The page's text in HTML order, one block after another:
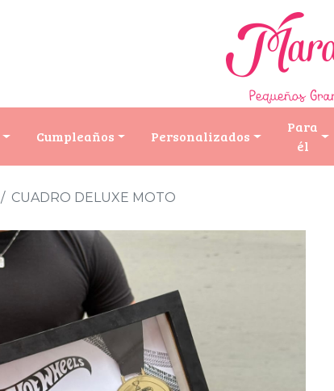
Cumpleaños Personalizados
Para
él
CUADRO DELUXE MOTO